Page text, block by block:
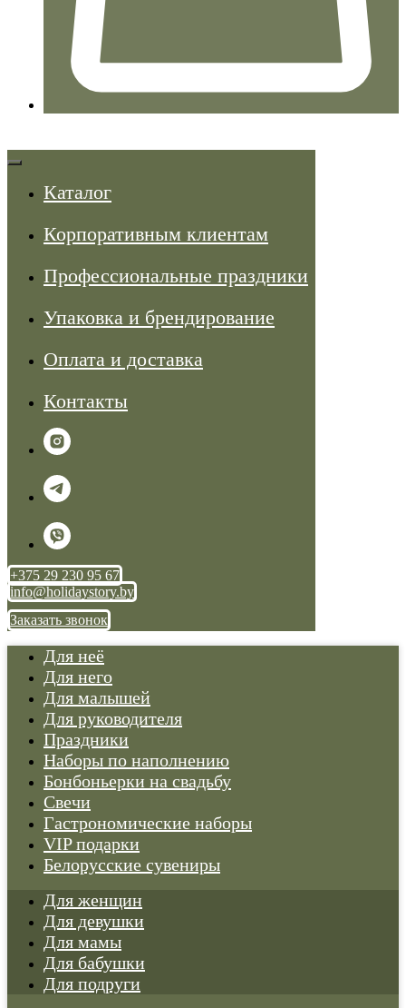
Каталог
Корпоративным клиентам
Профессиональные праздники
Упаковка и брендирование
Оплата и доставка
Контакты
+375 29 230 95 67
info@holidaystory.by
Заказать звонок
Для неё
Для него
Для малышей
Для руководителя
Праздники
Наборы по наполнению
Бонбоньерки на свадьбу
Свечи
Гастрономические наборы
VIP подарки
Белорусские сувениры
Для женщин
Для девушки
Для мамы
Для бабушки
Для подруги